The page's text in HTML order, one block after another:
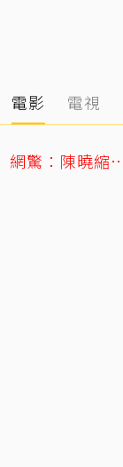
電影 電視
：已分開一陣